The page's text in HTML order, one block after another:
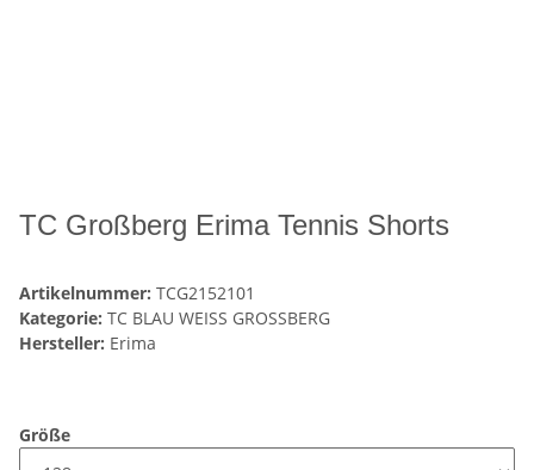
TC Großberg Erima Tennis Shorts
Artikelnummer: TCG2152101
Kategorie: TC BLAU WEISS GROSSBERG
Hersteller: Erima
Größe